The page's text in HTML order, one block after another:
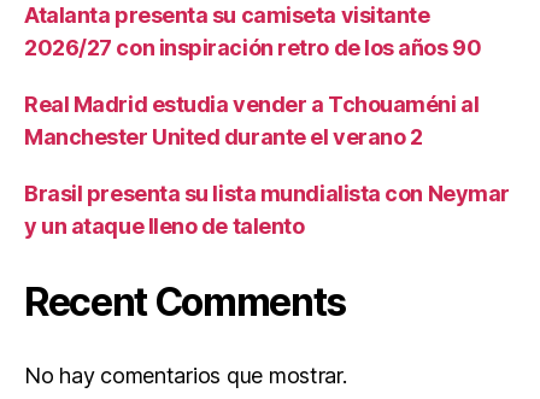
Atalanta presenta su camiseta visitante
2026/27 con inspiración retro de los años 90
Real Madrid estudia vender a Tchouaméni al
Manchester United durante el verano 2
Brasil presenta su lista mundialista con Neymar
y un ataque lleno de talento
Recent Comments
No hay comentarios que mostrar.